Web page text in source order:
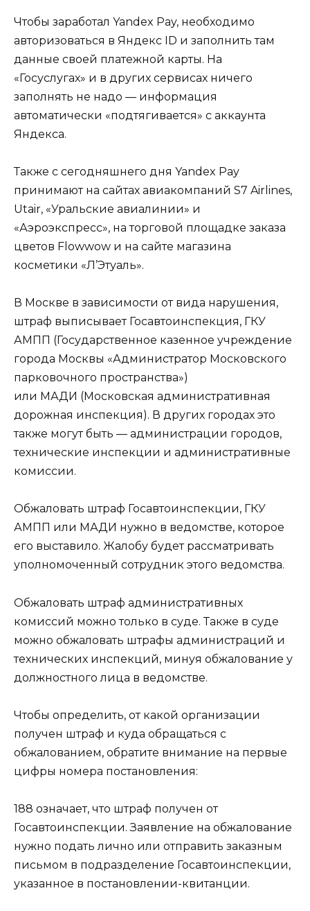
Чтобы заработал Yandex Pay, необходимо
авторизоваться в Яндекс ID и заполнить там
данные своей платежной карты. На
«Госуслугах» и в других сервисах ничего
заполнять не надо — информация
автоматически «подтягивается» с аккаунта
Яндекса.
Также с сегодняшнего дня Yandex Pay
принимают на сайтах авиакомпаний S7 Airlines,
Utair, «Уральские авиалинии» и
«Аэроэкспресс», на торговой площадке заказа
цветов Flowwow и на сайте магазина
косметики «Л’Этуаль».
В Москве в зависимости от вида нарушения,
штраф выписывает Госавтоинспекция, ГКУ
АМПП (Государственное казенное учреждение
города Москвы «Администратор Московского
парковочного пространства»)
или МАДИ (Московская административная
дорожная инспекция). В других городах это
также могут быть — администрации городов,
технические инспекции и административные
комиссии.
Обжаловать штраф Госавтоинспекции, ГКУ
АМПП или МАДИ нужно в ведомстве, которое
его выставило. Жалобу будет рассматривать
уполномоченный сотрудник этого ведомства.
Обжаловать штраф административных
комиссий можно только в суде. Также в суде
можно обжаловать штрафы администраций и
технических инспекций, минуя обжалование у
должностного лица в ведомстве.
Чтобы определить, от какой организации
получен штраф и куда обращаться с
обжалованием, обратите внимание на первые
цифры номера постановления:
188 означает, что штраф получен от
Госавтоинспекции. Заявление на обжалование
нужно подать лично или отправить заказным
письмом в подразделение Госавтоинспекции,
указанное в постановлении-квитанции.